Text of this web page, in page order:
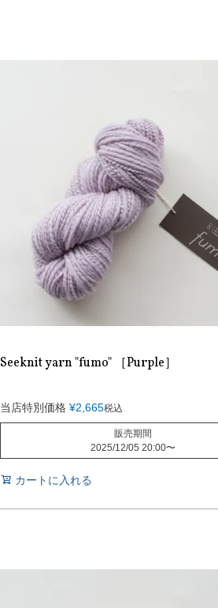
Seeknit yarn "fumo" ［Purple］
当店特別価格 ¥2,665税込
販売期間
2025/12/05 20:00〜
カートに入れる